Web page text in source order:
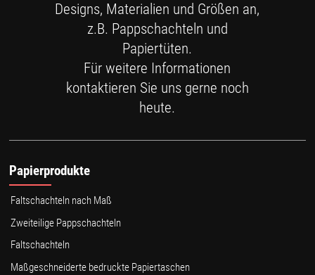
Designs, Materialien und Größen an,
z.B. Pappschachteln und
Papiertüten.
Für weitere Informationen
kontaktieren Sie uns gerne noch
heute.
Papierprodukte
Faltschachteln nach Maß
Zweiteilige Pappschachteln
Faltschachteln
Maßgeschneiderte bedruckte Papiertaschen